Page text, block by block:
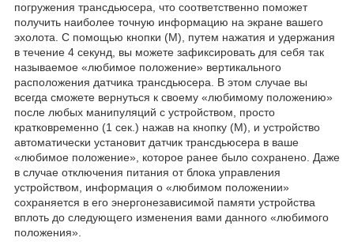
погружения трансдьюсера, что соответственно поможет
получить наиболее точную информацию на экране вашего
эхолота. С помощью кнопки (M), путем нажатия и удержания
в течение 4 секунд, вы можете зафиксировать для себя так
называемое «любимое положение» вертикального
расположения датчика трансдьюсера. В этом случае вы
всегда сможете вернуться к своему «любимому положению»
после любых манипуляций с устройством, просто
кратковременно (1 сек.) нажав на кнопку (М), и устройство
автоматически установит датчик трансдьюсера в ваше
«любимое положение», которое ранее было сохранено. Даже
в случае отключения питания от блока управления
устройством, информация о «любимом положении»
сохраняется в его энергонезависимой памяти устройства
вплоть до следующего изменения вами данного «любимого
положения».